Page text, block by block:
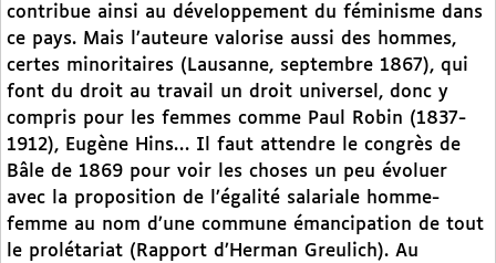
contribue ainsi au développement du féminisme dans
ce pays. Mais l’auteure valorise aussi des hommes,
certes minoritaires (Lausanne, septembre 1867), qui
font du droit au travail un droit universel, donc y
compris pour les femmes comme Paul Robin (1837-
1912), Eugène Hins… Il faut attendre le congrès de
Bâle de 1869 pour voir les choses un peu évoluer
avec la proposition de l’égalité salariale homme-
femme au nom d’une commune émancipation de tout
le prolétariat (Rapport d’Herman Greulich). Au